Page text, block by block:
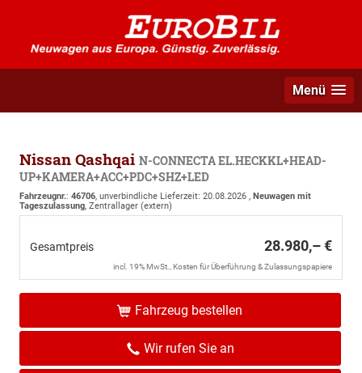
Menü
Nissan Qashqai N-CONNECTA EL.HECKKL+HEAD-
UP+KAMERA+ACC+PDC+SHZ+LED
Fahrzeugnr.: 46706, unverbindliche Lieferzeit: 20.08.2026 , Neuwagen mit
Tageszulassung, Zentrallager (extern)
Gesamtpreis 28.980,– €
incl. 19% MwSt., Kosten für Überführung & Zulassungspapiere
Fahrzeug bestellen
Wir rufen Sie an